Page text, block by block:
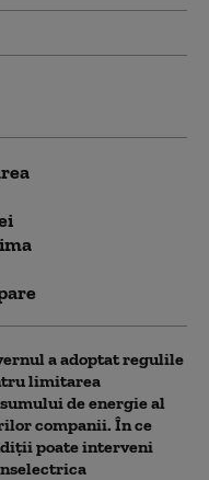
a adoptat regulile
limitarea
de energie al
companii. În ce
poate interveni